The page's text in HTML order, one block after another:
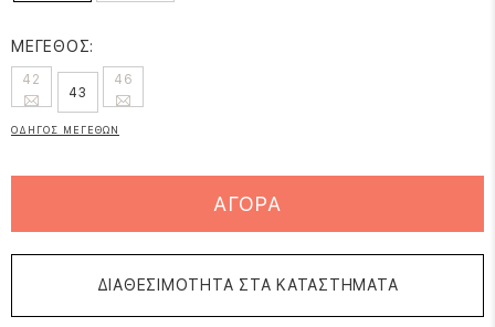
ΜΕΓΕΘΟΣ:
42
43
46
ΟΔΗΓΟΣ ΜΕΓΕΘΩΝ
ΑΓΟΡΑ
ΔΙΑΘΕΣΙΜΟΤΗΤΑ ΣΤΑ ΚΑΤΑΣΤΗΜΑΤΑ